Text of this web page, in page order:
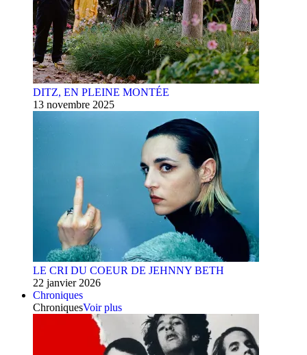
DITZ, EN PLEINE MONTÉE
13 novembre 2025
LE CRI DU COEUR DE JEHNNY BETH
22 janvier 2026
Chroniques
ChroniquesVoir plus